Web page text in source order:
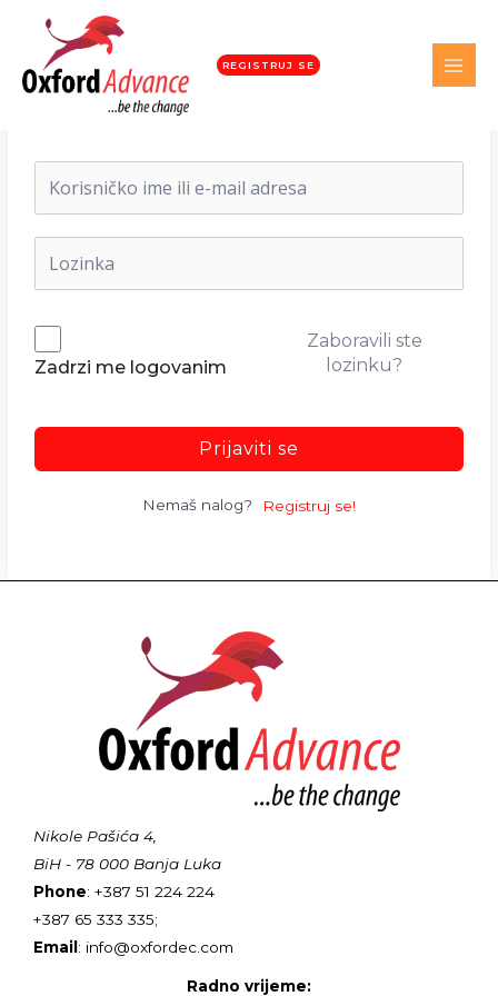
REGISTRUJ SE
Dobrodošli nazad!
Zadrzi me logovanim
Zaboravili ste
lozinku?
Prijaviti se
Nemaš nalog? Registruj se!
Nikole Pašića 4,
BiH - 78 000 Banja Luka
Phone: +387 51 224 224
+387 65 333 335;
Email: info@oxfordec.com
Radno vrijeme: